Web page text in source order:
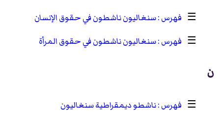
☰
سنغاليون ناشطون في حقوق الإنسان
☰
سنغاليون ناشطون في حقوق المرأة
ن
☰
ناشطو ديمقراطية سنغاليون